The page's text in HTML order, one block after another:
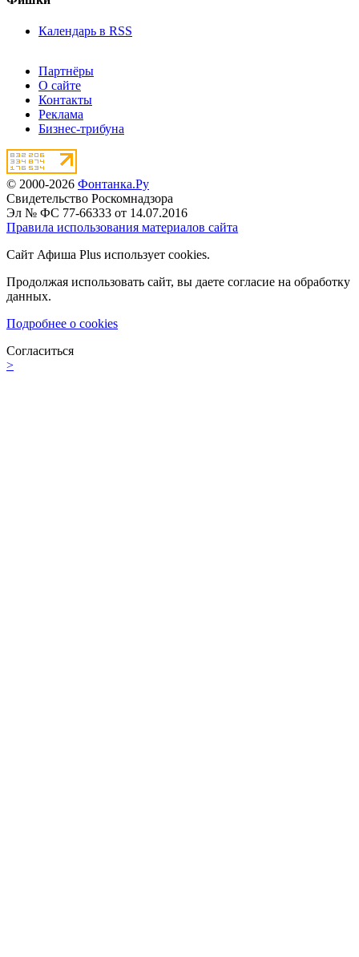
Календарь в RSS
Партнёры
О сайте
Контакты
Реклама
Бизнес-трибуна
© 2000-2026 Фонтанка.Ру
Свидетельство Роскомнадзора
Эл № ФС 77-66333 от 14.07.2016
Правила использования материалов сайта
Сайт Афиша Plus использует cookies.
Продолжая использовать сайт, вы даете согласие на обработку
данных.
Подробнее о cookies
Согласиться
>